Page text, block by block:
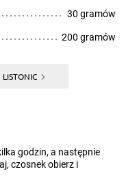
30 gramów
200 gramów
LISTONIC
godzin, a następnie
czosnek obierz i